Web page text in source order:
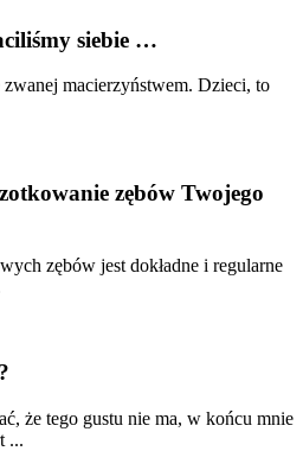
siebie …
macierzyństwem. Dzieci, to
zębów Twojego
zębów jest dokładne i regularne
że tego gustu nie ma, w końcu mnie
...